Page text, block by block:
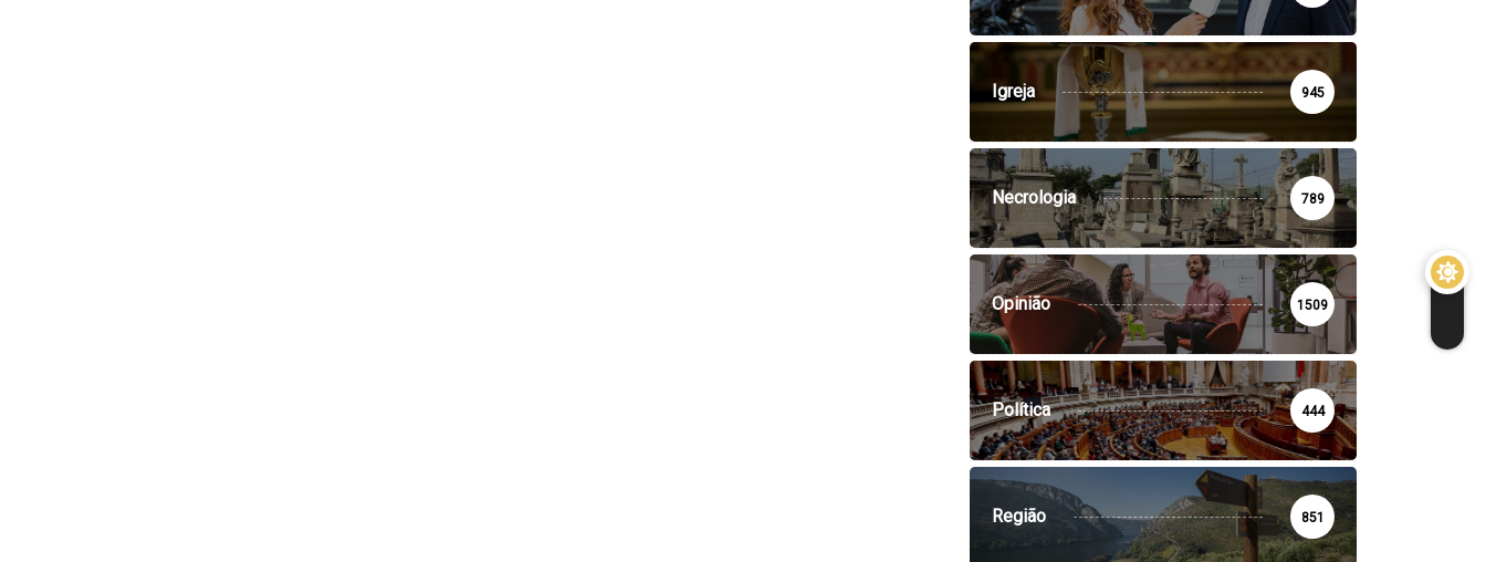
Igreja 945
Necrologia 789
Opinião 1509
Política 444
Região 851